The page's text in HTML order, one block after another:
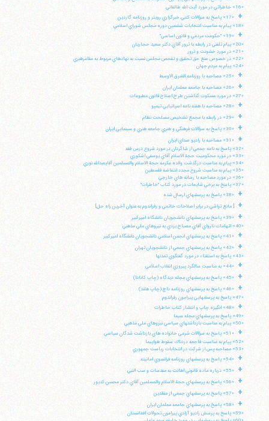
«16» خاطراتي در مورد آيت الله طالقاني
+
«17» پاسخ به سؤالات كتبي خبرگزاري رويتر و روزنامه گاردين
«18» پيام به مناسبت انتخابات ششمين دوره مجلس شوراي اسلامي
+
«19» "حكومت مردمي و قانون اساسي"
«20» پيام تلفني در رابطه با ترور آقاي دكتر سعيد حجاريان
«21» در مورد خشونت و ترور
«22» در خصوص منع حق تحقيق و تفحص مجلس نسبت به نهادهاي مربوط به مقامرهبري
«24» پيام به مردم جهان
+ «25» مصاحبه با روزنامه الشرق الاوسط
+
«26» مصاحبه با جامعه معلمان ايران
«27» در مورد مسكوت گذاشتن طرح اصلاح قانون مطبوعات
+ «28» مصاحبه با هفته نامه اسپانيايي تيمپو
+ «29» در رابطه با مجمع تشخيص مصلحت نظام
+ «30» پاسخ به سؤالات فرهنگي و هنري جامعه هنري و سينمايي ايران
+
«31» مصاحبه با راديو صداي ايران
«32» پاسخ به نامه جمعي از شاگردان در مورد شروع درس فقه
«33» در مورد محكوميت حجة الاسلام آقاي يوسفي اشكوري
«34» پيام به مناسبت درگذشت والده مكرمه حجة الاسلام والمسلمين آقايعبدالله نوري
«35» پيام به مناسبت شروع مجدد انتفاضه فلسطين
«36» در مورد مصاحبه با رسانه هاي خارجي
«37» پاسخ به برخي شايعات در مورد كتاب "خاطرات"
+ «38» پاسخ به پرسشهاي ارسال شده
+ [ مانع تراشي در برابر اصلاحات خاتمي و رفراندوم به عنوان آخرين راه حل]
+
«39» پاسخ به پرسشهاي دانشجويان دانشگاه اميركبير
«40» اتهامات نارواي آقاي مصباح يزدي به نيروهاي ملي مذهبي
+ «41» پاسخ به پرسشهاي انجمن اسلامي دانشجويان دانشگاه اميركبير
+
«42» پاسخ به پرسشهاي جمعي از دانشجويان تهران
«43» پاسخ به استفتاء در مورد گفتگوي تمدنها
+ «44» به مناسبت سالگرد پيروزي انقلاب اسلامي
+ «45» پاسخ به پرسشهاي مجله ديدگاه (چاپ كانادا)
+
«46» پاسخ به پرسشهاي روزنامه داچ (چاپ هلند)
«47» پاسخ به پرسشهايي پيرامون رفراندوم
+
«48» انگيزه چاپ و انتشار كتاب خاطرات
«49» پاسخ به پرسشهاي مجله سيما
«50» پيام به مناسبت بازداشتهاي سياسي نيروهاي ملي مذهبي
+
«51» پاسخ به سؤالات شرعي خانواده هاي بازداشت شدگان سياسي
«52» پپام به مناسبت فاجعه دردناك سقوط هواپيما
«53» مصاحبه پس از شركت در انتخابات رياست جمهوري
+ «54» پاسخ به پرسشهاي روزنامه فرانسوي امانيته
+ «55» درباره ماده قانوني اهانت به مقدسات و سب النبي
+ «56» پاسخ به پرسشهاي حجة الاسلام والمسلمين آقاي دكتر محسن كديور
+ «57» پاسخ به پرسشهاي جمعي از مقلدين
+
«58» پاسخ به پرسشهاي جامعه معلمان ايران
«59» پاسخ به پرسش راديو آزادي پيرامون تحولات افغانستان